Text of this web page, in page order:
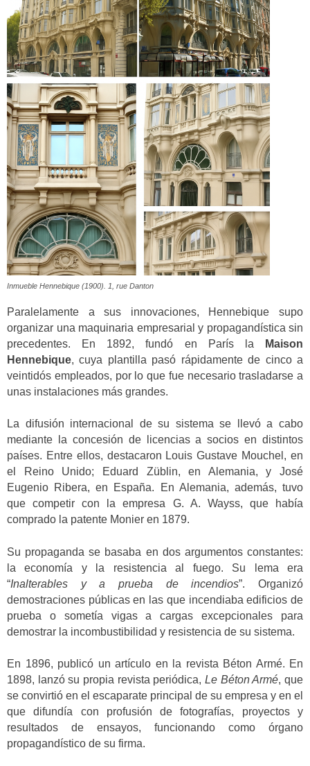
Inmueble Hennebique (1900). 1, rue Danton
Paralelamente a sus innovaciones, Hennebique supo
organizar una maquinaria empresarial y propagandística sin
precedentes. En 1892, fundó en París la
Maison
Hennebique, cuya plantilla pasó rápidamente de cinco a
veintidós empleados, por lo que fue necesario trasladarse a
unas instalaciones más grandes.
La difusión internacional de su sistema se llevó a cabo
mediante la concesión de licencias a socios en distintos
países. Entre ellos, destacaron Louis Gustave Mouchel, en
el Reino Unido; Eduard Züblin, en Alemania, y José
Eugenio Ribera, en España. En Alemania, además, tuvo
que competir con la empresa G. A. Wayss, que había
comprado la patente Monier en 1879.
Su propaganda se basaba en dos argumentos constantes:
la economía y la resistencia al fuego. Su lema era
“Inalterables y a prueba de incendios”. Organizó
demostraciones públicas en las que incendiaba edificios de
prueba o sometía vigas a cargas excepcionales para
demostrar la incombustibilidad y resistencia de su sistema.
En 1896, publicó un artículo en la revista Béton Armé. En
1898, lanzó su propia revista periódica, Le Béton Armé, que
se convirtió en el escaparate principal de su empresa y en el
que difundía con profusión de fotografías, proyectos y
resultados de ensayos, funcionando como órgano
propagandístico de su firma.